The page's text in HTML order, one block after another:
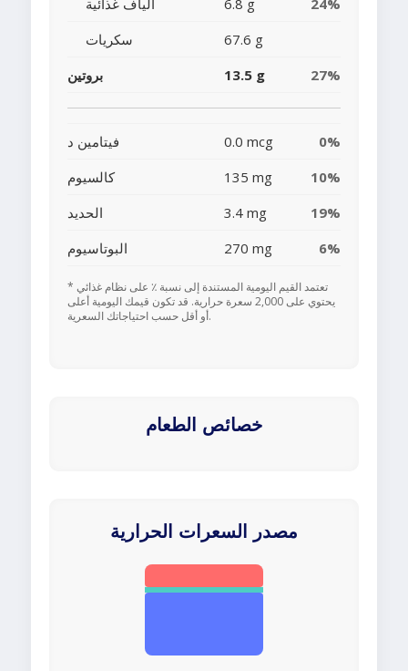
ألياف غذائية 6.8 g
24%
سكريات
67.6 g
بروتين
13.5 g 27%
فيتامين د 0.0 mcg
0%
كالسيوم
135 mg
10%
الحديد
3.4 mg
19%
البوتاسيوم
270 mg 6%
* تعتمد القيم اليومية المستندة إلى نسبة ٪ على نظام غذائي
يحتوي على 2,000 سعرة حرارية. قد تكون قيمك اليومية أعلى
أو أقل حسب احتياجاتك السعرية.
خصائص الطعام
مصدر السعرات الحرارية